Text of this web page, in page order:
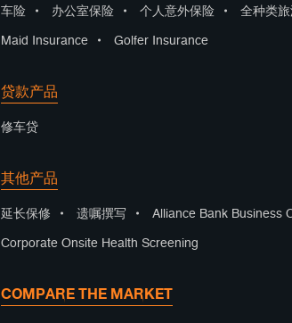
车险 • 办公室保险 • 个人意外保险 • 全种类
Maid Insurance • Golfer Insurance
贷款产品
修车贷
其他产品
延长保修 • 遗嘱撰写 • Alliance Bank Business
Corporate Onsite Health Screening
COMPARE THE MARKET